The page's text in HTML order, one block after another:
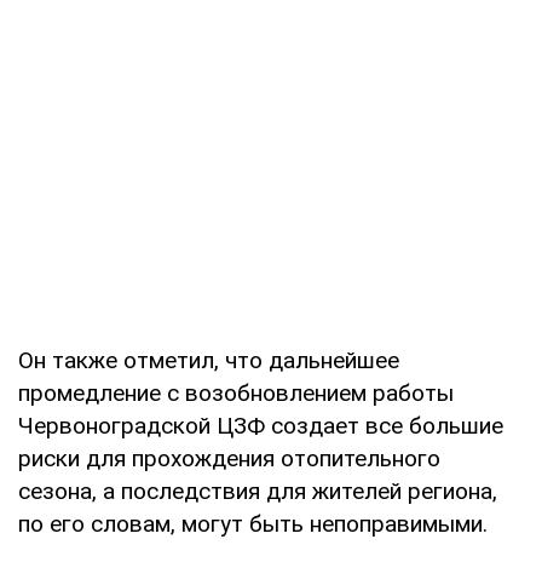
Он также отметил, что дальнейшее
промедление с возобновлением работы
Червоноградской ЦЗФ создает все большие
риски для прохождения отопительного
сезона, а последствия для жителей региона,
по его словам, могут быть непоправимыми.